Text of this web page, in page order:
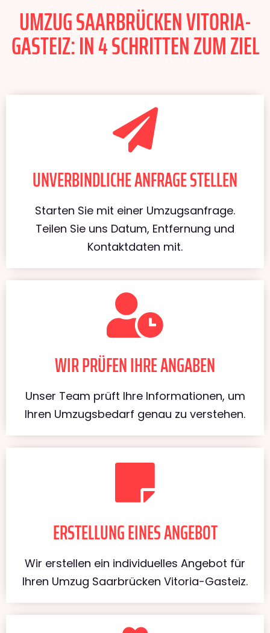
UMZUG SAARBRÜCKEN VITORIA-
GASTEIZ: IN 4 SCHRITTEN ZUM ZIEL
UNVERBINDLICHE ANFRAGE STELLEN
Starten Sie mit einer Umzugsanfrage.
Teilen Sie uns Datum, Entfernung und
Kontaktdaten mit.
WIR PRÜFEN IHRE ANGABEN
Unser Team prüft Ihre Informationen, um
Ihren Umzugsbedarf genau zu verstehen.
ERSTELLUNG EINES ANGEBOT
Wir erstellen ein individuelles Angebot für
Ihren Umzug Saarbrücken Vitoria-Gasteiz.